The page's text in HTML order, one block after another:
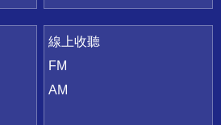
線上收聽
FM
AM